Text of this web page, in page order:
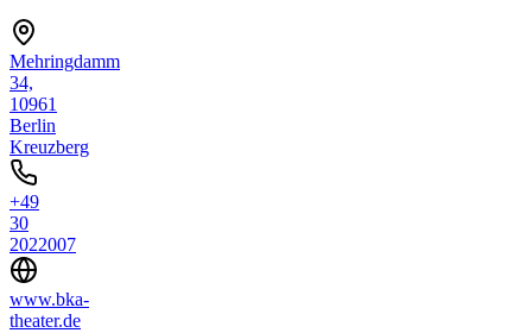
Mehringdamm
34,
10961
Berlin
Kreuzberg
+49
30
2022007
www.bka-
theater.de